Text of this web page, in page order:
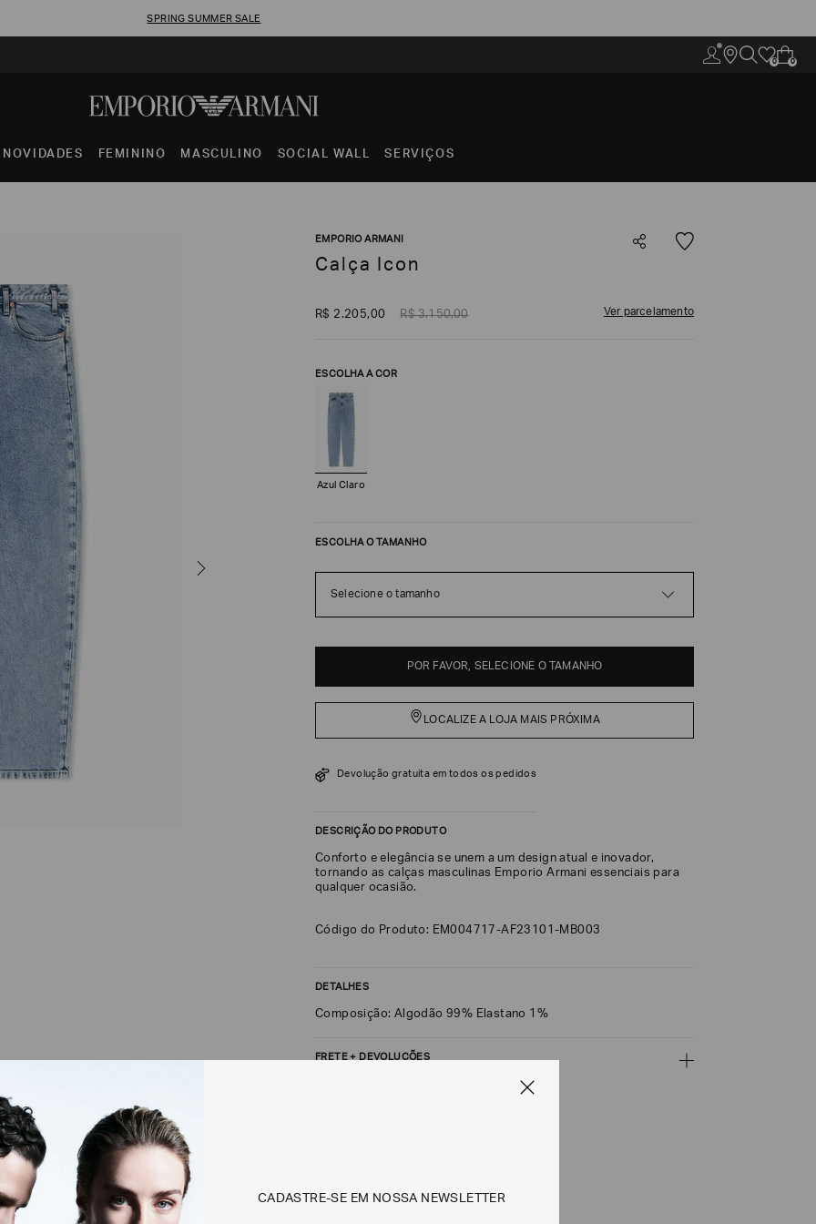
SPRING SUMMER SALE
0 0
NOVIDADES FEMININO MASCULINO SOCIAL WALL SERVIÇOS
EMPORIO ARMANI
Calça Icon
R$ 2.205,00 R$ 3.150,00 Ver parcelamento
ESCOLHA A COR
Azul Claro
ESCOLHA O TAMANHO
Selecione o tamanho
POR FAVOR, SELECIONE O TAMANHO
R$2 LOCALIZE A LOJA MAIS PRÓXIMA
Devolução gratuita em todos os pedidos
DESCRIÇÃO DO PRODUTO
Conforto e elegância se unem a um design atual e inovador,
tornando as calças masculinas Emporio Armani essenciais para
qualquer ocasião.
Código do Produto: EM004717-AF23101-MB003
DETALHES
Composição: Algodão 99% Elastano 1%
FRETE + DEVOLUÇÕES
Os preços, prazos e tipos de entrega são válidos apenas para este produto
CADASTRE-SE EM NOSSA NEWSLETTER